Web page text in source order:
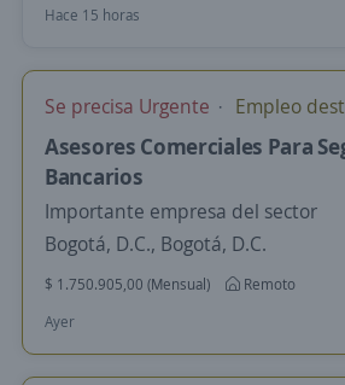
Hace 15 horas
Se precisa Urgente Empleo
Asesores Comerciales Para
Bancarios
Importante empresa del sector
Bogotá, D.C., Bogotá, D.C.
$ 1.750.905,00 (Mensual)
Remoto
Ayer